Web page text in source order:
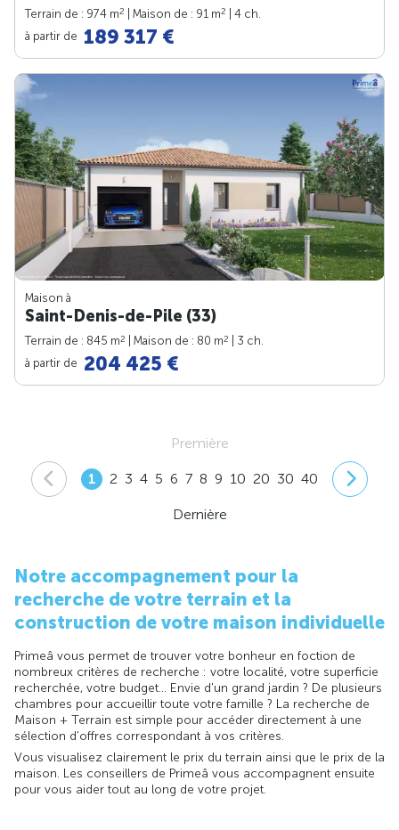
Terrain de : 974 m2 | Maison de : 91 m2
| 4 ch.
à partir de 189 317 €
Maison à
Saint-Denis-de-Pile (33)
Terrain de : 845 m2 | Maison de : 80 m2
| 3 ch.
à partir de 204 425 €
Première
1 2 3 4 5 6 7 8 9 10 20 30 40
Dernière
Notre accompagnement pour la
recherche de votre terrain et la
construction de votre maison individuelle
Primeâ vous permet de trouver votre bonheur en foction de
nombreux critères de recherche : votre localité, votre superficie
recherchée, votre budget... Envie d'un grand jardin ? De plusieurs
chambres pour accueillir toute votre famille ? La recherche de
Maison + Terrain est simple pour accéder directement à une
sélection d'offres correspondant à vos critères.
Vous visualisez clairement le prix du terrain ainsi que le prix de la
maison. Les conseillers de Primeâ vous accompagnent ensuite
pour vous aider tout au long de votre projet.